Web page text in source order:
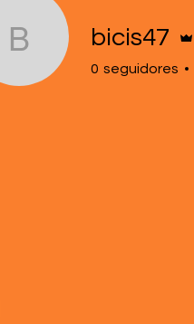
bicis47bicis47
0 seguidores